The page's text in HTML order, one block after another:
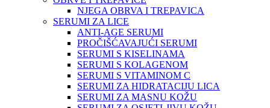
NJEGA OBRVA I TREPAVICA
SERUMI ZA LICE
ANTI-AGE SERUMI
PROČIŠĆAVAJUĆI SERUMI
SERUMI S KISELINAMA
SERUMI S KOLAGENOM
SERUMI S VITAMINOM C
SERUMI ZA HIDRATACIJU LICA
SERUMI ZA MASNU KOŽU